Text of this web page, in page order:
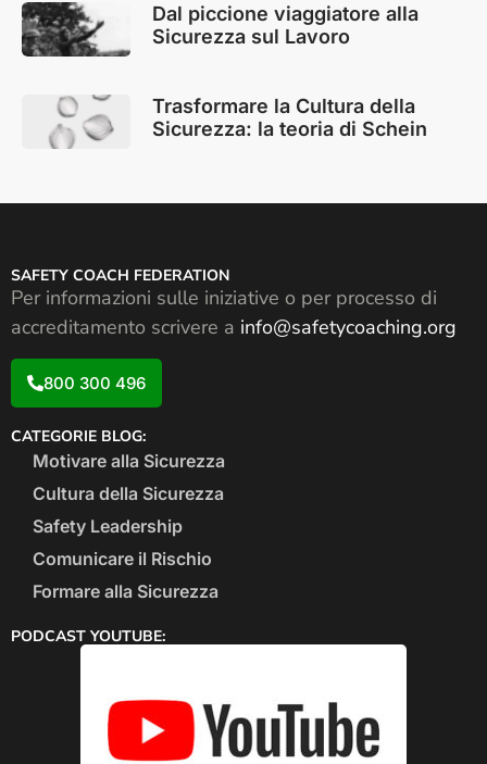
Dal piccione viaggiatore alla
Sicurezza sul Lavoro
Trasformare la Cultura della
Sicurezza: la teoria di Schein
SAFETY COACH FEDERATION
Per informazioni sulle iniziative o per processo di
accreditamento scrivere a info@safetycoaching.org
800 300 496
CATEGORIE BLOG:
Motivare alla Sicurezza
Cultura della Sicurezza
Safety Leadership
Comunicare il Rischio
Formare alla Sicurezza
PODCAST YOUTUBE: